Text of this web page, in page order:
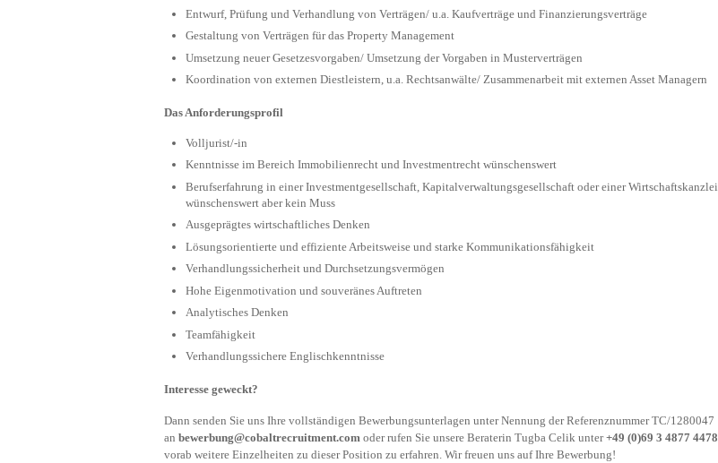
Entwurf, Prüfung und Verhandlung von Verträgen/ u.a. Kaufverträge und Finanzierungsverträge
Gestaltung von Verträgen für das Property Management
Umsetzung neuer Gesetzesvorgaben/ Umsetzung der Vorgaben in Musterverträgen
Koordination von externen Diestleistern, u.a. Rechtsanwälte/ Zusammenarbeit mit externen Asset Managern
Das Anforderungsprofil
Volljurist/-in
Kenntnisse im Bereich Immobilienrecht und Investmentrecht wünschenswert
Berufserfahrung in einer Investmentgesellschaft, Kapitalverwaltungsgesellschaft oder einer Wirtschaftskanzlei
wünschenswert aber kein Muss
Ausgeprägtes wirtschaftliches Denken
Lösungsorientierte und effiziente Arbeitsweise und starke Kommunikationsfähigkeit
Verhandlungssicherheit und Durchsetzungsvermögen
Hohe Eigenmotivation und souveränes Auftreten
Analytisches Denken
Teamfähigkeit
Verhandlungssichere Englischkenntnisse
Interesse geweckt?
Dann senden Sie uns Ihre vollständigen Bewerbungsunterlagen unter Nennung der Referenznummer TC/1280047
an bewerbung@cobaltrecruitment.com oder rufen Sie unsere Beraterin Tugba Celik unter+49 (0)69 3 4877 4478
vorab weitere Einzelheiten zu dieser Position zu erfahren. Wir freuen uns auf Ihre Bewerbung!